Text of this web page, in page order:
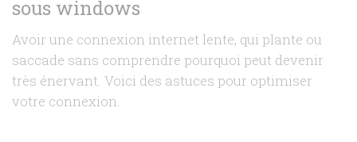
sous windows
Avoir une connexion internet lente, qui plante ou
saccade sans comprendre pourquoi peut devenir
très énervant. Voici des astuces pour optimiser
votre connexion.